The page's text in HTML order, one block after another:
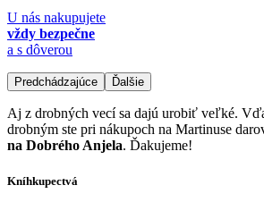
U nás nakupujete
vždy bezpečne
a s dôverou
Predchádzajúce Ďalšie
Aj z drobných vecí sa dajú urobiť veľké.
drobným ste pri nákupoch na Martinuse
na Dobrého Anjela. Ďakujeme!
Kníhkupectvá